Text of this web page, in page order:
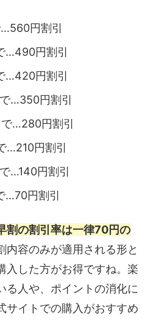
円割引
…490円割引
…420円割引
…350円割引
…280円割引
…210円割引
…140円割引
…70円割引
割の割引率は一律70円の
内容のみが適用される形と
入した方がお得ですね。楽
る人や、ポイントの消化に
サイトでの購入がおすすめ